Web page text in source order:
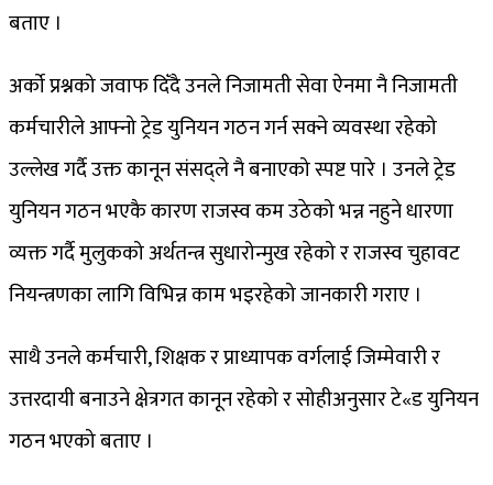
बताए ।
अर्काे प्रश्नको जवाफ दिँदै उनले निजामती सेवा ऐनमा नै निजामती
कर्मचारीले आफ्नो ट्रेड युनियन गठन गर्न सक्ने व्यवस्था रहेको
उल्लेख गर्दै उक्त कानून संसद्ले नै बनाएको स्पष्ट पारे । उनले ट्रेड
युनियन गठन भएकै कारण राजस्व कम उठेको भन्न नहुने धारणा
व्यक्त गर्दै मुलुकको अर्थतन्त्र सुधारोन्मुख रहेको र राजस्व चुहावट
नियन्त्रणका लागि विभिन्न काम भइरहेको जानकारी गराए ।
साथै उनले कर्मचारी, शिक्षक र प्राध्यापक वर्गलाई जिम्मेवारी र
उत्तरदायी बनाउने क्षेत्रगत कानून रहेको र सोहीअनुसार टे«ड युनियन
गठन भएको बताए ।